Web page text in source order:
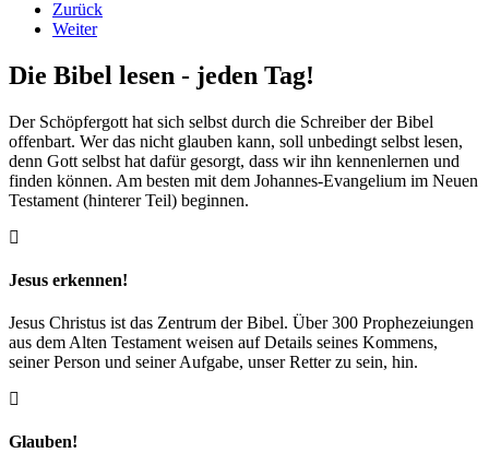
Zurück
Weiter
Die Bibel lesen - jeden Tag!
Der Schöpfergott hat sich selbst durch die Schreiber der Bibel
offenbart. Wer das nicht glauben kann, soll unbedingt selbst lesen,
denn Gott selbst hat dafür gesorgt, dass wir ihn kennenlernen und
finden können. Am besten mit dem Johannes-Evangelium im Neuen
Testament (hinterer Teil) beginnen.
Jesus erkennen!
Jesus Christus ist das Zentrum der Bibel. Über 300 Prophezeiungen
aus dem Alten Testament weisen auf Details seines Kommens,
seiner Person und seiner Aufgabe, unser Retter zu sein, hin.
Glauben!